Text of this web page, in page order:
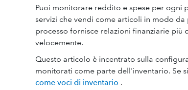
Puoi monitorare reddito e spese per ogni
servizi che vendi come articoli in modo
processo fornisce relazioni finanziarie
velocemente.
Questo articolo è incentrato sulla
monitorati come parte dell'inventario. Se
come voci di inventario .